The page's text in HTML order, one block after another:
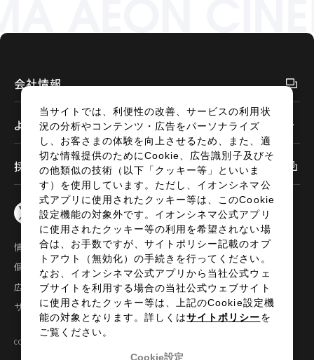
会社情報
よくあるご質問
採用情報
情報セキュリティ
サイトポリシー
個人情報の取扱い
お問い合わせ
広告掲載
特定商取引法に基づく表示
サイトマップ
COPYRIGHT©2024 AEON ENTERTAINMENT CO.,LTD ALL RIGHTS RESERVED.
当サイトでは、利便性の改善、サービスの利用状
況の分析やコンテンツ・広告をパーソナライズ
し、お客さまの体験を向上させるため、また、適
切な情報提供のためにCookie、広告識別子及びそ
の他類似の技術（以下「クッキー等」といいま
す）を使用しています。ただし、イオンシネマ公
式アプリに使用されたクッキー等は、このCookie
設定機能の対象外です。イオンシネマ公式アプリ
に使用されたクッキー等の利用を希望されない場
合は、お手数ですが、サイトポリシー記載のオプ
トアウト（無効化）の手続きを行ってください。
なお、イオンシネマ公式アプリから当社公式ウェ
ブサイトを利用する場合の当社公式ウェブサイト
に使用されたクッキー等は、上記のCookie設定機
能の対象となります。詳しくはサイトポリシーを
ご覧ください。
Cookie設定